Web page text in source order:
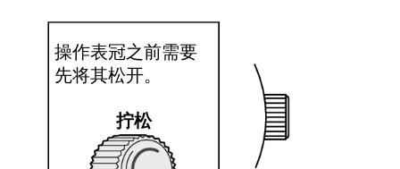
操作表冠之前需要
先将其松开。
拧松